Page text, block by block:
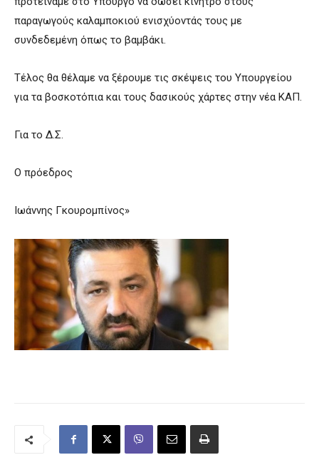
παραγωγούς καλαμποκιού ενισχύοντάς τους με
συνδεδεμένη όπως το βαμβάκι.
Τέλος θα θέλαμε να ξέρουμε τις σκέψεις του Υπουργείου
για τα βοσκοτόπια και τους δασικούς χάρτες στην νέα ΚΑΠ.
Για το Δ.Σ.
Ο πρόεδρος
Ιωάννης Γκουρομπίνος»